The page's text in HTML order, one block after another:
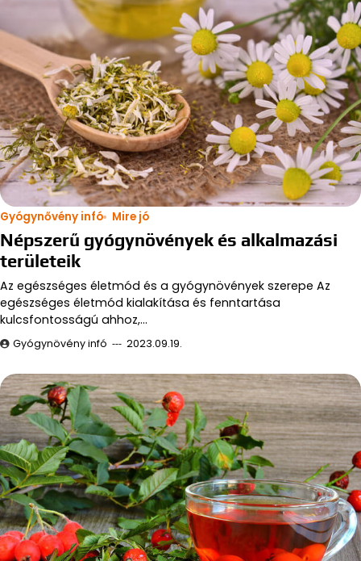
Gyógynővény infó Mire jó
Népszerű gyógynövények és alkalmazási
területeik
Az egészséges életmód és a gyógynövények szerepe Az
egészséges életmód kialakítása és fenntartása
kulcsfontosságú ahhoz,…
Gyógynövény infó 2023.09.19.